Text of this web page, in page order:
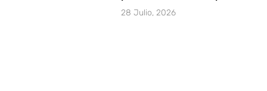
28 Julio, 2026